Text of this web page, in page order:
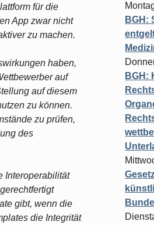
für die
App zwar nicht
zu machen.
haben,
auf
auf diesem
zu können.
zu prüfen,
des
Interoperabilität
gibt, wenn die
die Integrität
BGH:
BGH: